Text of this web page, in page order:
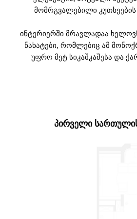
მომრგვალებილი
ინტერიერში მრავლადაა
ნახატები, რომლებიც ამ
უფრო მეტ სიკაშკაშესა და
ᲞᲘᲠᲕᲔᲚᲘ